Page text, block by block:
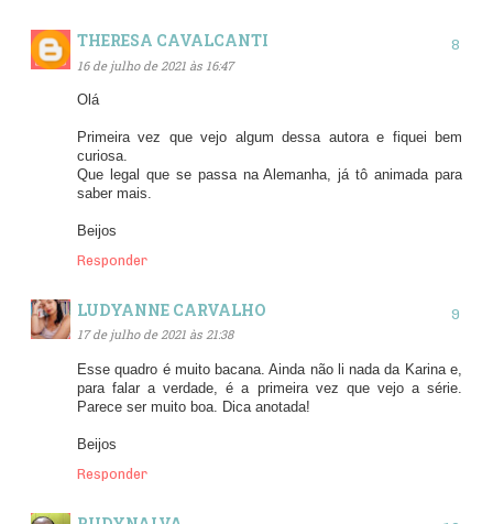
THERESA CAVALCANTI
16 de julho de 2021 às 16:47
Olá
Primeira vez que vejo algum dessa autora e fiquei bem
curiosa.
Que legal que se passa na Alemanha, já tô animada para
saber mais.
Beijos
Responder
LUDYANNE CARVALHO
17 de julho de 2021 às 21:38
Esse quadro é muito bacana. Ainda não li nada da Karina e,
para falar a verdade, é a primeira vez que vejo a série.
Parece ser muito boa. Dica anotada!
Beijos
Responder